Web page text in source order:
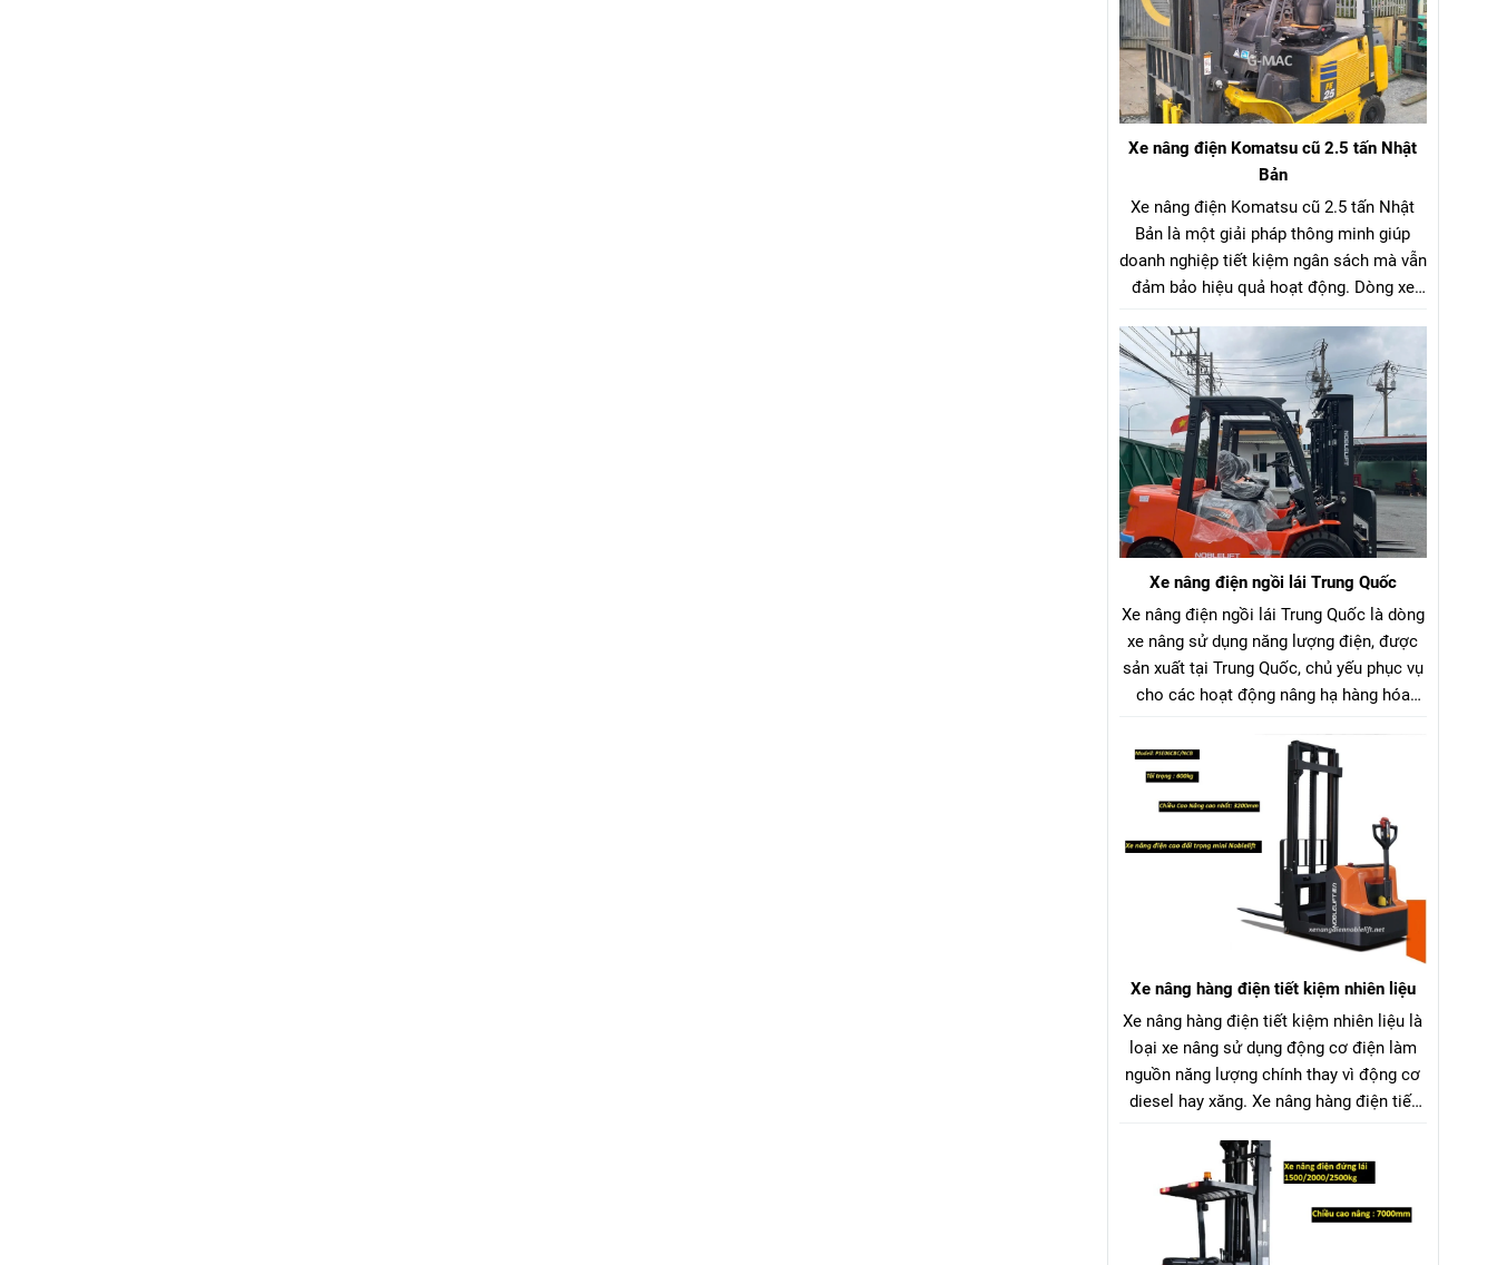
như pallet, vật liệu đóng kiện, thùng hàng,
v.v…
Xe nâng điện Komatsu cũ 2.5 tấn Nhật
Bản
Xe nâng điện Komatsu cũ 2.5 tấn Nhật
Bản là một giải pháp thông minh giúp
doanh nghiệp tiết kiệm ngân sách mà vẫn
đảm bảo hiệu quả hoạt động. Dòng xe
là lựa chọn tối ưu cho hầu hết các nhà
máy, kho bãi, xưởng sản xuất. Với tải
trọng nâng phù hợp, xe có thể dễ dàng di
chuyển và nâng hạ nhiều loại hàng hóa
như pallet, vật liệu đóng kiện, thùng hàng,
v.v…
Xe nâng điện ngồi lái Trung Quốc
Xe nâng điện ngồi lái Trung Quốc là dòng
xe nâng sử dụng năng lượng điện, được
sản xuất tại Trung Quốc, chủ yếu phục vụ
cho các hoạt động nâng hạ hàng hóa
bãi,... Xe nâng điện ngồi lái Trung Quốc
vận hành bằng bình ắc quy chì hoặc pin
Lithium, giúp tiết kiệm nhiên liệu và thân
thiện với môi trường so với xe nâng dầu
hoặc xăng.
Xe nâng hàng điện tiết kiệm nhiên liệu
Xe nâng hàng điện tiết kiệm nhiên liệu là
loại xe nâng sử dụng động cơ điện làm
nguồn năng lượng chính thay vì động cơ
diesel hay xăng. Xe nâng hàng điện tiết
cung cấp từ ắc quy chì-axit hoặc pin
Lithium-ion, tùy thuộc vào model xe và
công nghệ sản xuất.